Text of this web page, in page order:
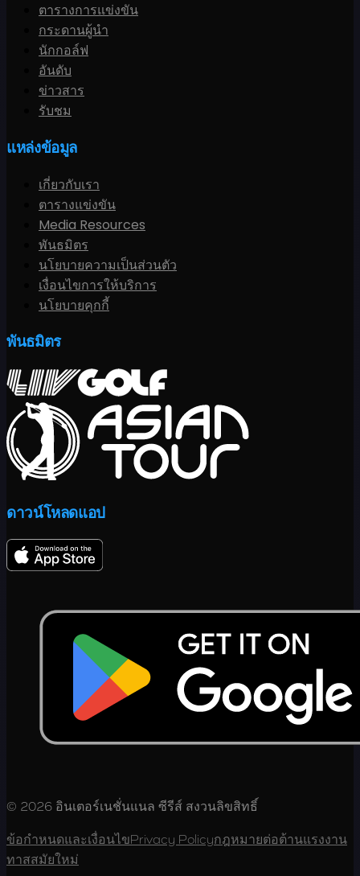
ตารางการแข่งขัน
กระดานผู้นำ
นักกอล์ฟ
อันดับ
ข่าวสาร
รับชม
แหล่งข้อมูล
เกี่ยวกับเรา
ตารางแข่งขัน
Media Resources
พันธมิตร
นโยบายความเป็นส่วนตัว
เงื่อนไขการให้บริการ
นโยบายคุกกี้
พันธมิตร
ดาวน์โหลดแอป
© 2026 อินเตอร์เนชั่นแนล ซีรีส์ สงวนลิขสิทธิ์
ข้อกำหนดและเงื่อนไขPrivacy Policyกฎหมายต่อต้านแรงงาน
ทาสสมัยใหม่